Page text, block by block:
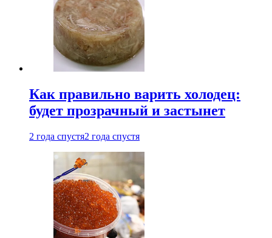
Как правильно варить холодец:
будет прозрачный и застынет
2 года спустя2 года спустя